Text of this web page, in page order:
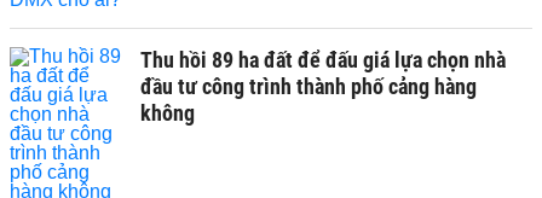
Thu hồi 89 ha đất để đấu giá lựa chọn nhà
đầu tư công trình thành phố cảng hàng
không